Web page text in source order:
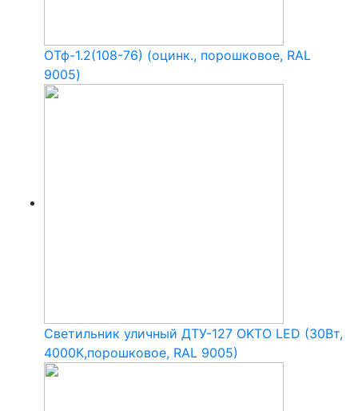
ОТф-1.2(108-76) (оцинк., порошковое, RAL
9005)
Светильник уличный ДТУ-127 OKTO LED (30Вт,
4000К,порошковое, RAL 9005)